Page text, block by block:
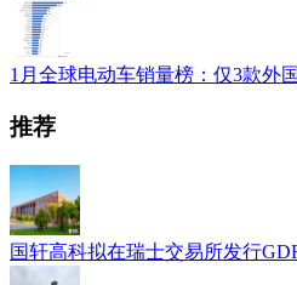
1月全球电动车销量榜：仅3款外
推荐
国轩高科拟在瑞士交易所发行